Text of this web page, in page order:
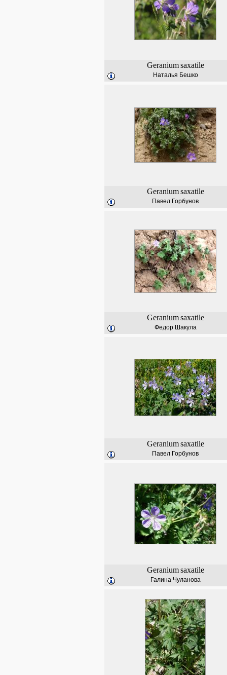
Geranium saxatile
Наталья Бешко
Geranium saxatile
Павел Горбунов
Geranium saxatile
Федор Шакула
Geranium saxatile
Павел Горбунов
Geranium saxatile
Галина Чуланова